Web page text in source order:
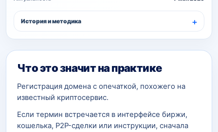
История и методика
Что это значит на практике
Регистрация домена с опечаткой, похожего на
известный криптосервис.
Если термин встречается в интерфейсе биржи,
кошелька, P2P-сделки или инструкции, сначала